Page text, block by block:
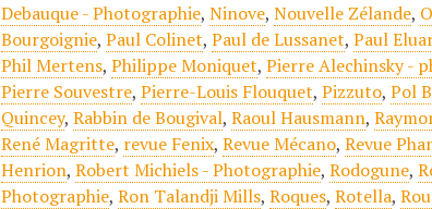
Debauque - Photographie,Ninove,Nouvelle Zélande,
Bourgoignie,Paul Colinet,Paul de Lussanet,Paul
Phil Mertens,Philippe Moniquet,Pierre Alechinsky -
Pierre Souvestre,Pierre-Louis Flouquet,Pizzuto,Pol
Quincey,Rabbin de Bougival,Raoul Hausmann,
René Magritte, revue Fenix,Revue Mécano,Revue
Henrion,Robert Michiels - Photographie,Rodogune,
Photographie,Ron Talandji Mills,Roques,Rotella,